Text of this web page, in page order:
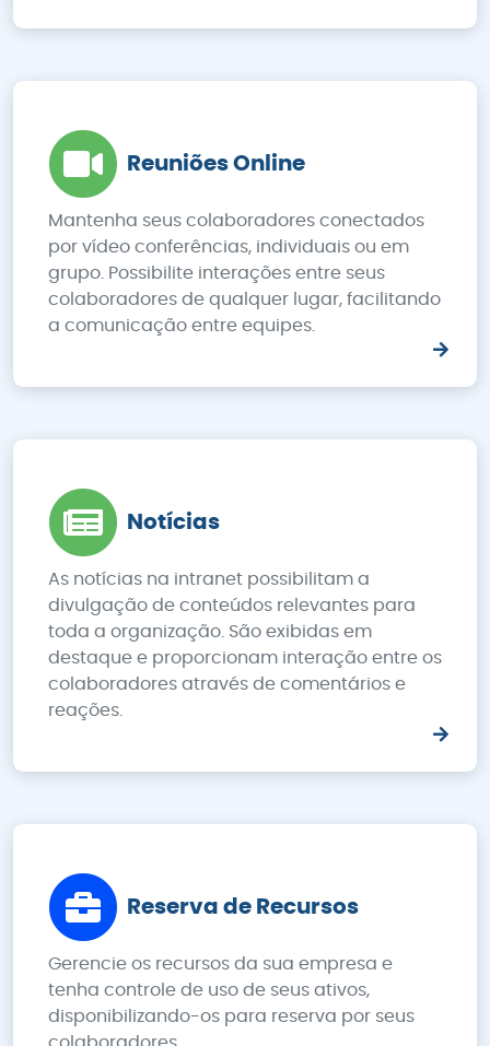
Reuniões Online
Mantenha seus colaboradores conectados
por vídeo conferências, individuais ou em
grupo. Possibilite interações entre seus
colaboradores de qualquer lugar, facilitando
a comunicação entre equipes.
Notícias
As notícias na intranet possibilitam a
divulgação de conteúdos relevantes para
toda a organização. São exibidas em
destaque e proporcionam interação entre os
colaboradores através de comentários e
reações.
Reserva de Recursos
Gerencie os recursos da sua empresa e
tenha controle de uso de seus ativos,
disponibilizando-os para reserva por seus
colaboradores.